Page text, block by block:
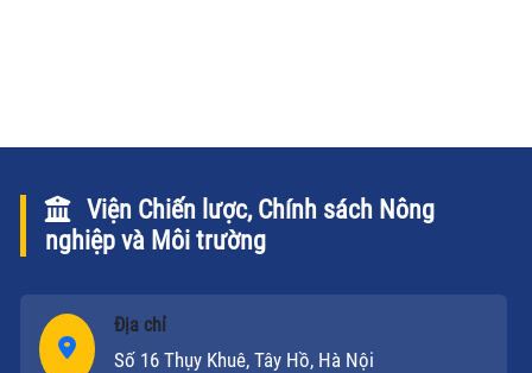
Viện Chiến lược, Chính sách Nông
nghiệp và Môi trường
Địa chỉ
Số 16 Thụy Khuê, Tây Hồ, Hà Nội